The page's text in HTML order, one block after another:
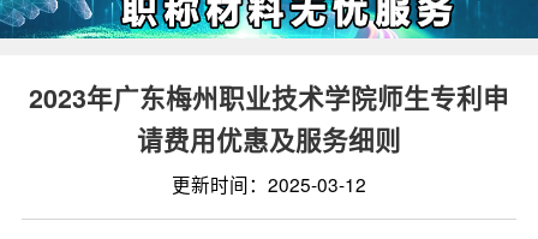
2023年广东梅州职业技术学院师生专利申
请费用优惠及服务细则
更新时间：2025-03-12